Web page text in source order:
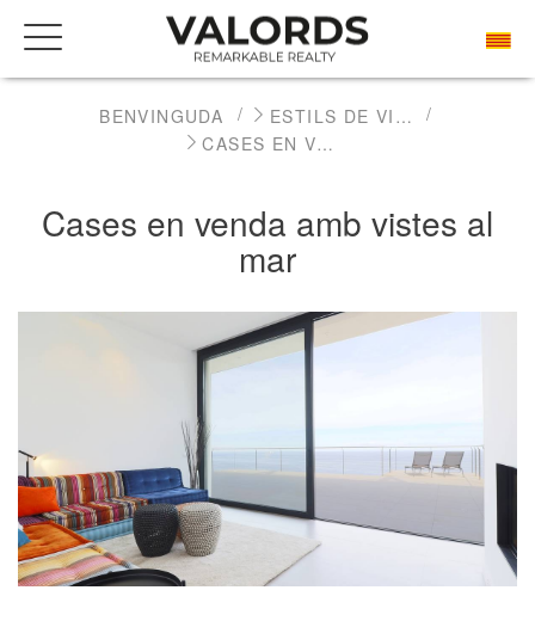
BENVINGUDA
ESTILS DE VIDA
CASES EN VENDA AMB VISTES AL MAR
Cases en venda amb vistes al
mar